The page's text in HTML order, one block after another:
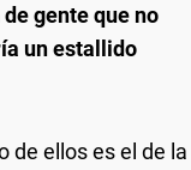
gente que no
un estallido
de ellos es el de la